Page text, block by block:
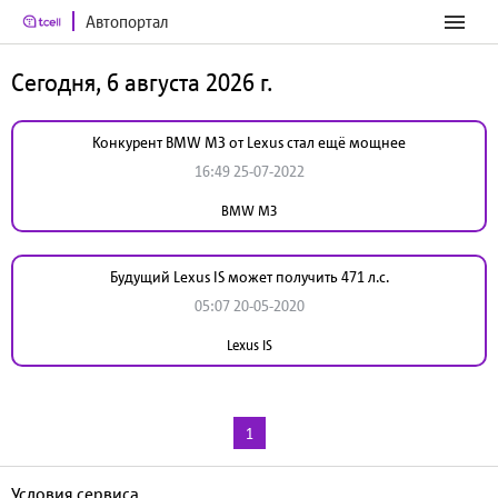
Автопортал
Сегодня, 6 августа 2026 г.
Конкурент BMW M3 от Lexus стал ещё мощнее
16:49 25-07-2022
BMW M3
Будущий Lexus IS может получить 471 л.с.
05:07 20-05-2020
Lexus IS
1